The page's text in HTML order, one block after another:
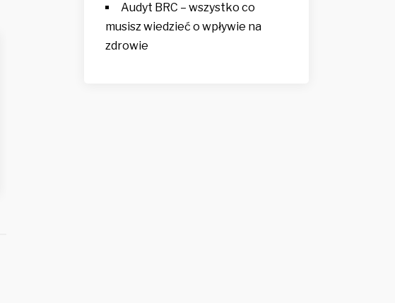
Audyt BRC – wszystko co
musisz wiedzieć o wpływie na
zdrowie